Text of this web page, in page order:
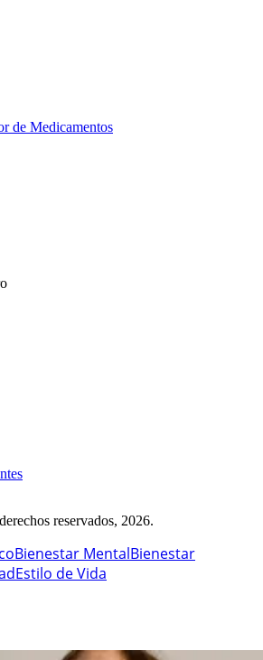
de Medicamentos
reservados, 2026.
Bienestar MentalBienestar
Estilo de Vida